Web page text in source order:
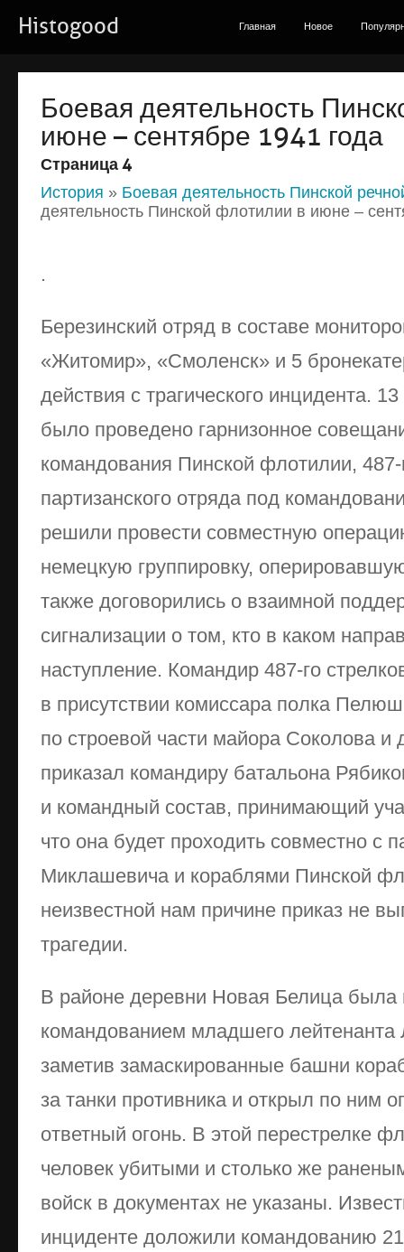
Histogood Главная Новое
Боевая деятельность
июне – сентябре 1941 года
Страница 4
История » Боевая деятельность Пинской
деятельность Пинской флотилии в июне –
.
Березинский отряд в составе
«Житомир», «Смоленск» и 5
действия с трагического инцидента.
было проведено гарнизонное
командования Пинской флотилии, 487-
партизанского отряда под
решили провести совместную
немецкую группировку,
также договорились о взаимной
сигнализации о том, кто в каком
наступление. Командир 487-го
в присутствии комиссара полка
по строевой части майора Соколова и
приказал командиру батальона
и командный состав, принимающий
что она будет проходить совместно с
Миклашевича и кораблями Пинской
неизвестной нам причине приказ не
трагедии.
В районе деревни Новая Белица была
командованием младшего лейтенанта
заметив замаскированные башни
за танки противника и открыл по ним
ответный огонь. В этой перестрелке
человек убитыми и столько же
войск в документах не указаны.
инциденте доложили командованию